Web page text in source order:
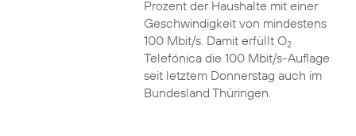
Prozent der Haushalte mit einer
Geschwindigkeit von mindestens
100 Mbit/s. Damit erfüllt O2
Telefónica die 100 Mbit/s-Auflage
seit letztem Donnerstag auch im
Bundesland Thüringen.